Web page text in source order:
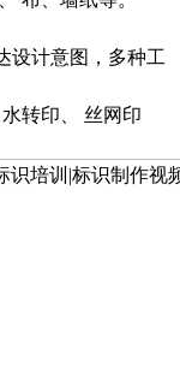
设计意图，多种工
水转印
丝网印